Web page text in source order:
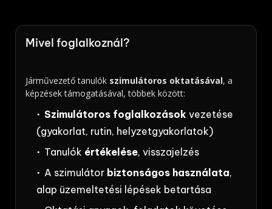
Mivel foglalkoznál?
Járművezető tanulók szimulátoros oktatásával, a
képzések támogatásával, többek között:
Szimulátoros foglalkozások vezetése
(gyakorlat, rutin, helyzetgyakorlatok)
Tanulók értékelése, visszajelzés
A szimulátor biztonságos használata,
alap üzemeltetési lépések betartása